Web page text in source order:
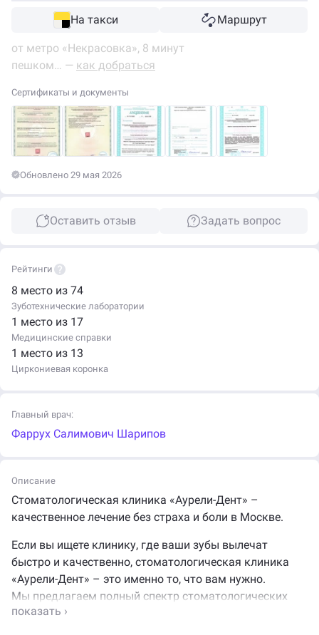
На такси Маршрут
от метро «Некрасовка», 8 минут
пешком… — как добраться
Сертификаты и документы
Обновлено 29 мая 2026
Оставить отзыв Задать вопрос
Рейтинги
8 место из 74
Зуботехнические лаборатории
1 место из 17
Медицинские справки
1 место из 13
Циркониевая коронка
Главный врач:
Фаррух Салимович Шарипов
Описание
Стоматологическая клиника «Аурели-Дент» –
качественное лечение без страха и боли в Москве.
Если вы ищете клинику, где ваши зубы вылечат
быстро и качественно, стоматологическая клиника
«Аурели-Дент» – это именно то, что вам нужно.
Мы предлагаем полный спектр стоматологических
услуг для жителей и гостей столицы, используя